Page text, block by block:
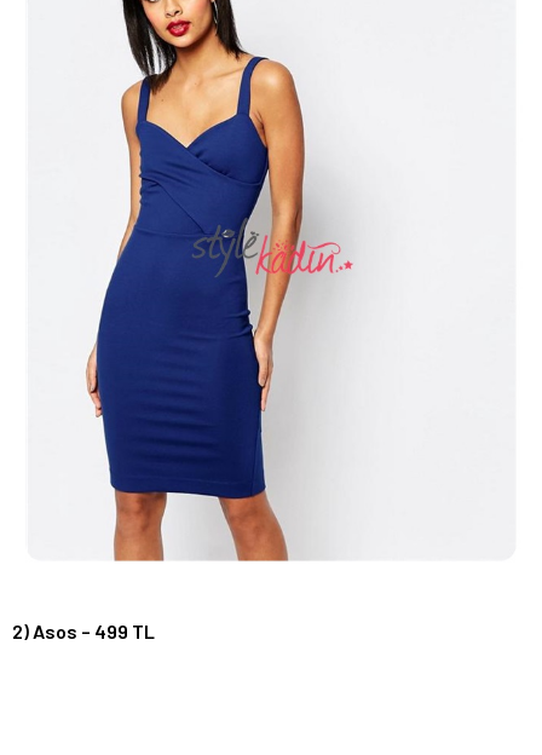
2) Asos – 499 TL